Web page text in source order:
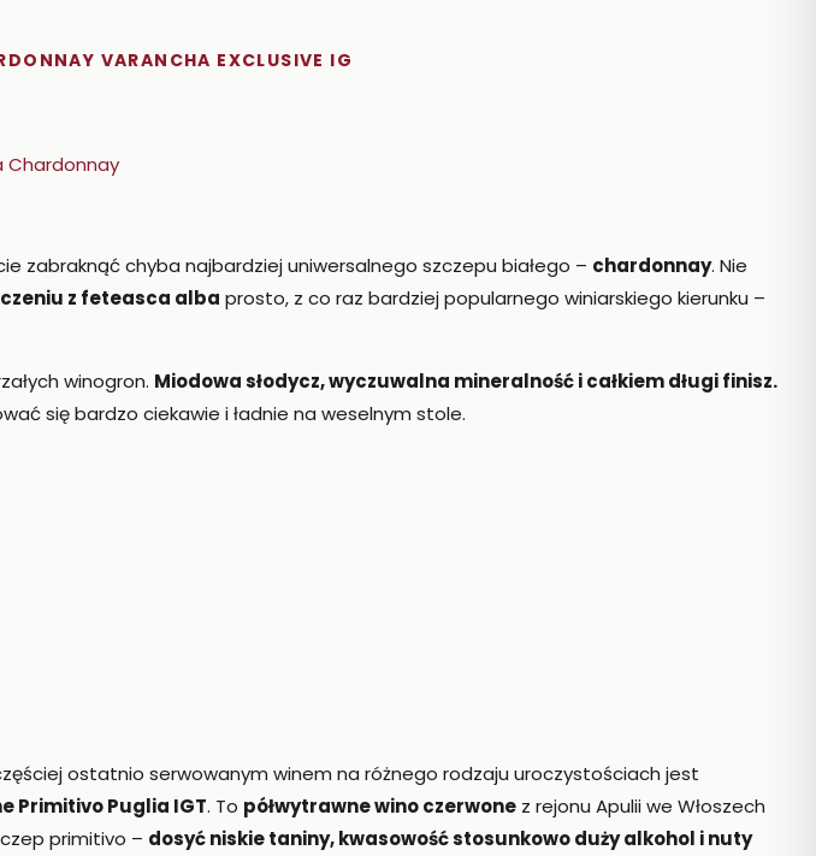
VARANCHA EXCLUSIVE IG
zabraknąć chyba najbardziej uniwersalnego szczepu białego – chardonnay. Nie
z feteasca alba prosto, z co raz bardziej popularnego winiarskiego kierunku –
winogron. Miodowa słodycz, wyczuwalna mineralność i całkiem długi finisz.
się bardzo ciekawie i ładnie na weselnym stole.
ostatnio serwowanym winem na różnego rodzaju uroczystościach jest
Primitivo Puglia IGT. To półwytrawne wino czerwone z rejonu Apulii we Włoszech
primitivo – dosyć niskie taniny, kwasowość stosunkowo duży alkohol i nuty